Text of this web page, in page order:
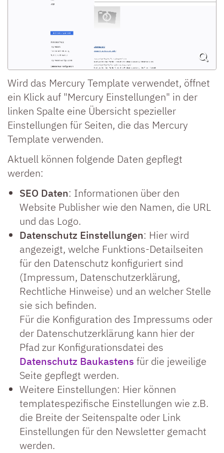
Wird das Mercury Template verwendet, öffnet
ein Klick auf "Mercury Einstellungen" in der
linken Spalte eine Übersicht spezieller
Einstellungen für Seiten, die das Mercury
Template verwenden.
Aktuell können folgende Daten gepflegt
werden:
SEO Daten: Informationen über den
Website Publisher wie den Namen, die URL
und das Logo.
Datenschutz Einstellungen: Hier wird
angezeigt, welche Funktions-Detailseiten
für den Datenschutz konfiguriert sind
(Impressum, Datenschutzerklärung,
Rechtliche Hinweise) und an welcher Stelle
sie sich befinden.
Für die Konfiguration des Impressums oder
der Datenschutzerklärung kann hier der
Pfad zur Konfigurationsdatei des
Datenschutz Baukastens für die jeweilige
Seite gepflegt werden.
Weitere Einstellungen: Hier können
templatespezifische Einstellungen wie z.B.
die Breite der Seitenspalte oder Link
Einstellungen für den Newsletter gemacht
werden.